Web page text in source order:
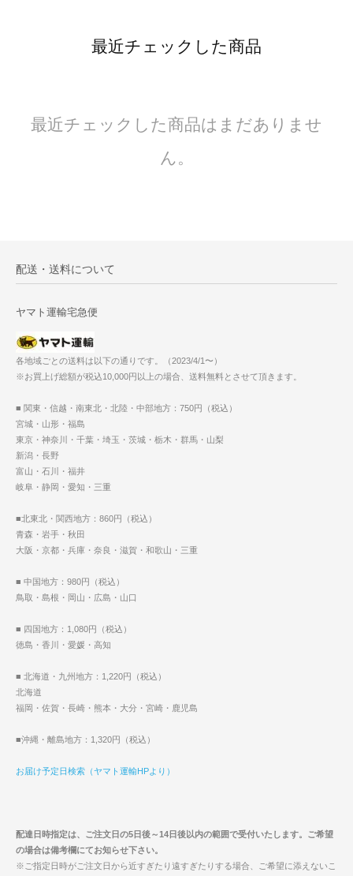
最近チェックした商品
最近チェックした商品はまだありませ
ん。
配送・送料について
ヤマト運輸宅急便
各地域ごとの送料は以下の通りです。（2023/4/1〜）
※お買上げ総額が税込10,000円以上の場合、送料無料とさせて頂きます。
■ 関東・信越・南東北・北陸・中部地方：750円（税込）
宮城・山形・福島
東京・神奈川・千葉・埼玉・茨城・栃木・群馬・山梨
新潟・長野
富山・石川・福井
岐阜・静岡・愛知・三重
■北東北・関西地方：860円（税込）
青森・岩手・秋田
大阪・京都・兵庫・奈良・滋賀・和歌山・三重
■ 中国地方：980円（税込）
鳥取・島根・岡山・広島・山口
■ 四国地方：1,080円（税込）
徳島・香川・愛媛・高知
■ 北海道・九州地方：1,220円（税込）
北海道
福岡・佐賀・長崎・熊本・大分・宮崎・鹿児島
■沖縄・離島地方：1,320円（税込）
お届け予定日検索（ヤマト運輸HPより）
配達日時指定は、ご注文日の5日後～14日後以内の範囲で受付いたします。ご希望
の場合は備考欄にてお知らせ下さい。
※ご指定日時がご注文日から近すぎたり遠すぎたりする場合、ご希望に添えないこ